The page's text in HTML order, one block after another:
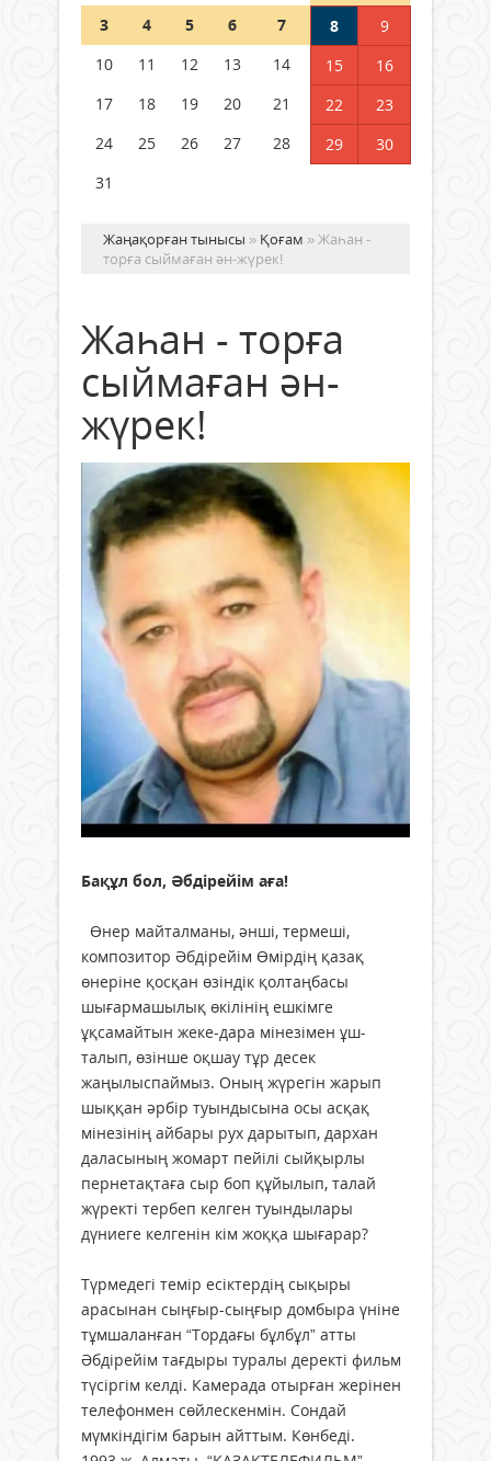
Шетелде жүрген Қазақстан
азаматтары қалай дауыс бере
3
4 5 6 7 8
9
10
11 12 13 14 15
16
17
18 19 20 21 22
23
24
25 26 27 28 29
30
31
Жаңақорған тынысы » Қоғам » Жаһан -
торға сыймаған ән-жүрек!
Жаһан - торға
сыймаған ән-
жүрек!
Бақұл бол, Әбдірейім аға!
Өнер майталманы, әнші, термеші,
композитор Әбдірейім Өмірдің қазақ
өнеріне қосқан өзіндік қолтаңбасы
шығармашылық өкілінің ешкімге
ұқсамайтын жеке-дара мінезімен ұш­
талып, өзінше оқшау тұр десек
жаңылыспаймыз. Оның жүрегін жарып
шыққан әрбір туындысына осы асқақ
мінезінің айбары рух дарытып, дархан
даласының жомарт пейілі сыйқырлы
пернетақтаға сыр боп құйылып, талай
жүректі тербеп келген туындылары
дүниеге келгенін кім жоққа шығарар?
Түрмедегі темір есіктердің сықыры
арасынан сыңғыр-сыңғыр домбыра үніне
тұмшаланған “Тордағы бұлбұл” атты
Әбдірейім тағдыры туралы деректі фильм
түсіргім келді. Камерада отырған жерінен
телефонмен сөйлескенмін. Сондай
мүмкіндігім барын айттым. Көнбеді.